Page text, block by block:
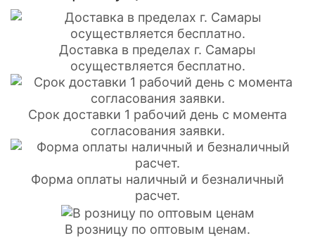
Доставка в пределах г. Самары
осуществляется бесплатно.
Срок доставки 1 рабочий день с момента
согласования заявки.
Форма оплаты наличный и безналичный
расчет.
В розницу по оптовым ценам.